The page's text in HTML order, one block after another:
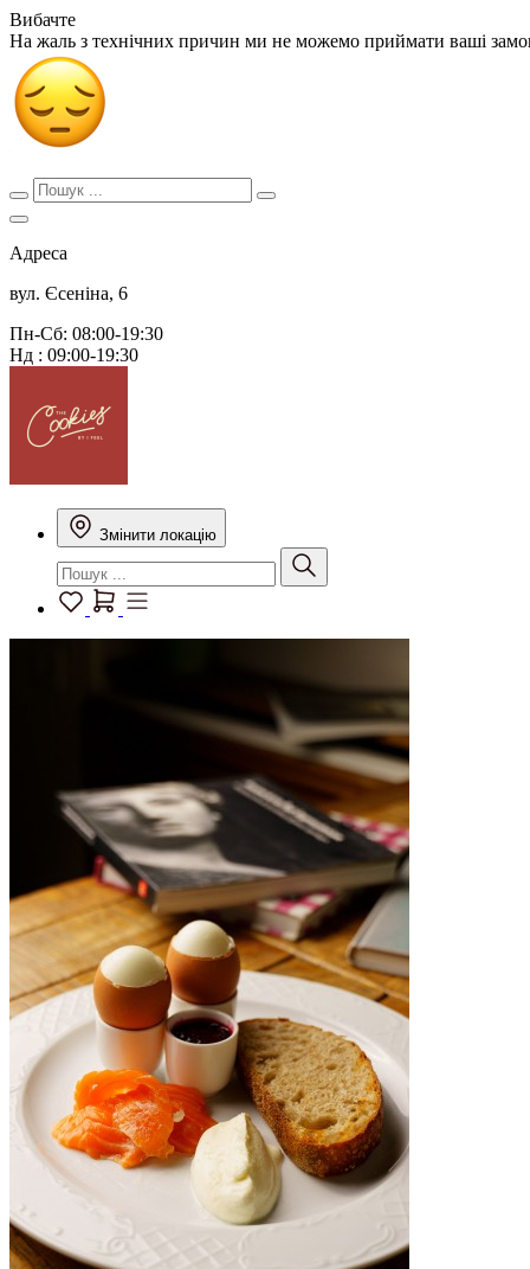
Вибачте
На жаль з технічних причин ми не можемо приймати ваші
Адреса
вул. Єсеніна, 6
Пн-Сб: 08:00-19:30
Нд : 09:00-19:30
Змінити локацію